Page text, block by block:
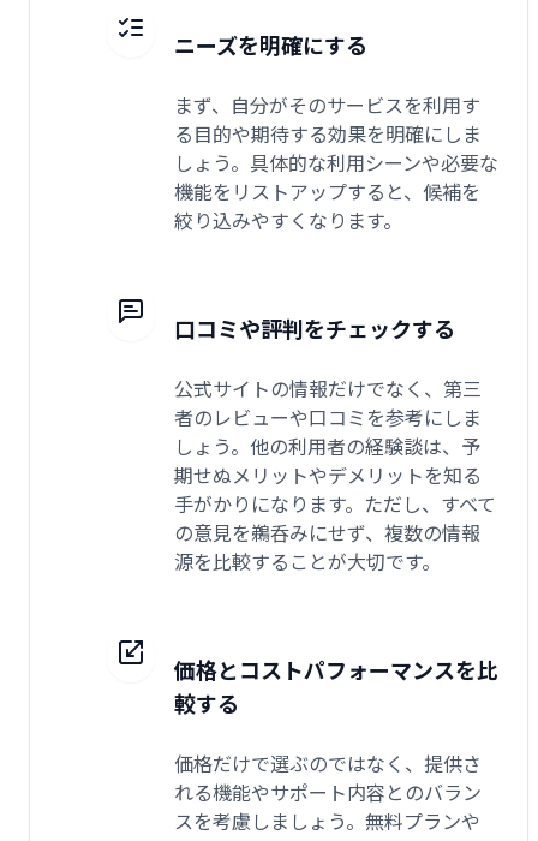
ニーズを明確にする
まず、自分がそのサービスを利用す
る目的や期待する効果を明確にしま
しょう。具体的な利用シーンや必要な
機能をリストアップすると、候補を
絞り込みやすくなります。
口コミや評判をチェックする
公式サイトの情報だけでなく、第三
者のレビューや口コミを参考にしま
しょう。他の利用者の経験談は、予
期せぬメリットやデメリットを知る
手がかりになります。ただし、すべて
の意見を鵜呑みにせず、複数の情報
源を比較することが大切です。
価格とコストパフォーマンスを比
較する
価格だけで選ぶのではなく、提供さ
れる機能やサポート内容とのバラン
スを考慮しましょう。無料プランや